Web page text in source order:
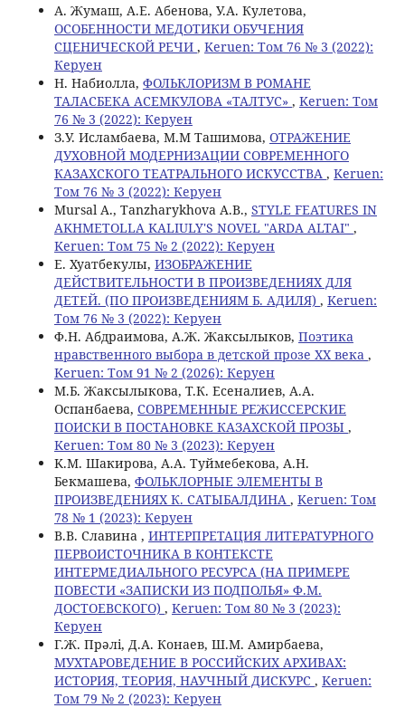
А. Жумаш, А.Е. Абенова, У.А. Кулетова,
ОСОБЕННОСТИ МЕДОТИКИ ОБУЧЕНИЯ
СЦЕНИЧЕСКОЙ РЕЧИ , Keruen: Том 76 № 3 (2022):
Керуен
Н. Набиолла, ФОЛЬКЛОРИЗМ В РОМАНЕ
ТАЛАСБЕКА АСЕМКУЛОВА «ТАЛТУС» , Keruen: Том
76 № 3 (2022): Керуен
З.У. Исламбаева, М.M Ташимова, ОТРАЖЕНИЕ
ДУХОВНОЙ МОДЕРНИЗАЦИИ СОВРЕМЕННОГО
КАЗАХСКОГО ТЕАТРАЛЬНОГО ИСКУССТВА , Keruen:
Том 76 № 3 (2022): Керуен
Mursal A., Tanzharykhova A.B., STYLE FEATURES IN
AKHMETOLLA KALIULY'S NOVEL "ARDA ALTAI" ,
Keruen: Том 75 № 2 (2022): Керуен
Е. Хуатбекулы, ИЗОБРАЖЕНИЕ
ДЕЙСТВИТЕЛЬНОСТИ В ПРОИЗВЕДЕНИЯХ ДЛЯ
ДЕТЕЙ. (ПО ПРОИЗВЕДЕНИЯМ Б. АДИЛЯ) , Keruen:
Том 76 № 3 (2022): Керуен
Ф.Н. Абдраимова, А.Ж. Жаксылыков, Поэтика
нравственного выбора в детской прозе ХХ века ,
Keruen: Том 91 № 2 (2026): Керуен
М.Б. Жаксылыкова, Т.К. Есеналиев, А.А.
Оспанбаева, СОВРЕМЕННЫЕ РЕЖИССЕРСКИЕ
ПОИСКИ В ПОСТАНОВКЕ КАЗАХСКОЙ ПРОЗЫ ,
Keruen: Том 80 № 3 (2023): Керуен
K.M. Шакирова, А.А. Туймебекова, А.Н.
Бекмашева, ФОЛЬКЛОРНЫЕ ЭЛЕМЕНТЫ В
ПРОИЗВЕДЕНИЯХ К. САТЫБАЛДИНА , Keruen: Том
78 № 1 (2023): Керуен
В.В. Славина , ИНТЕРПРЕТАЦИЯ ЛИТЕРАТУРНОГО
ПЕРВОИСТОЧНИКА В КОНТЕКСТЕ
ИНТЕРМЕДИАЛЬНОГО РЕСУРСА (НА ПРИМЕРЕ
ПОВЕСТИ «ЗАПИСКИ ИЗ ПОДПОЛЬЯ» Ф.М.
ДОСТОЕВСКОГО) , Keruen: Том 80 № 3 (2023):
Керуен
Г.Ж. Прәлі, Д.А. Конаев, Ш.М. Амирбаева,
МУХТАРОВЕДЕНИЕ В РОССИЙСКИХ АРХИВАХ:
ИСТОРИЯ, ТЕОРИЯ, НАУЧНЫЙ ДИСКУРС , Keruen:
Том 79 № 2 (2023): Керуен